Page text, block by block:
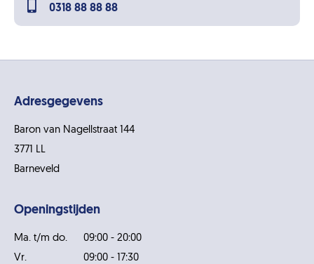
0318 88 88 88
Adresgegevens
Baron van Nagellstraat 144
3771 LL
Barneveld
Openingstijden
Ma. t/m do.
09:00 - 20:00
Vr.
09:00 - 17:30